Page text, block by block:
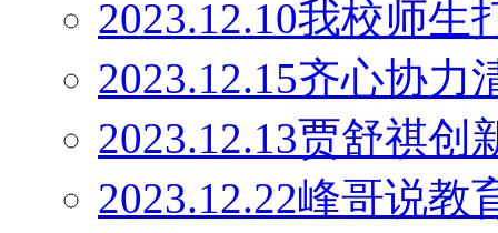
2023.12.10我校师生
2023.12.15齐心协力
2023.12.13贾舒祺创
2023.12.22峰哥说